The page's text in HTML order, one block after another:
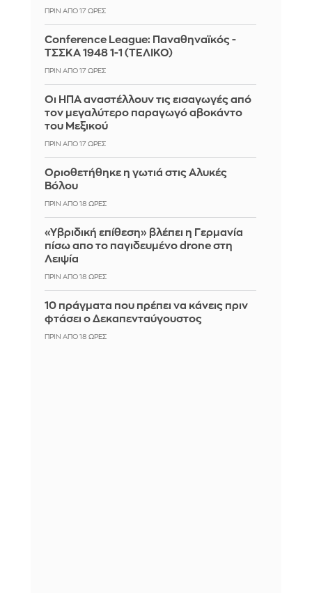
ΠΡΙΝ ΑΠΌ 17 ΏΡΕΣ
Conference League: Παναθηναϊκός -
ΤΣΣΚΑ 1948 1-1 (ΤΕΛΙΚΟ)
ΠΡΙΝ ΑΠΌ 17 ΏΡΕΣ
Οι ΗΠΑ αναστέλλουν τις εισαγωγές από
τον μεγαλύτερο παραγωγό αβοκάντο
του Μεξικού
ΠΡΙΝ ΑΠΌ 17 ΏΡΕΣ
Οριοθετήθηκε η γωτιά στις Αλυκές
Βόλου
ΠΡΙΝ ΑΠΌ 18 ΏΡΕΣ
«Υβριδική επίθεση» βλέπει η Γερμανία
πίσω απο το παγιδευμένο drone στη
Λειψία
ΠΡΙΝ ΑΠΌ 18 ΏΡΕΣ
10 πράγματα που πρέπει να κάνεις πριν
φτάσει ο Δεκαπενταύγουστος
ΠΡΙΝ ΑΠΌ 18 ΏΡΕΣ